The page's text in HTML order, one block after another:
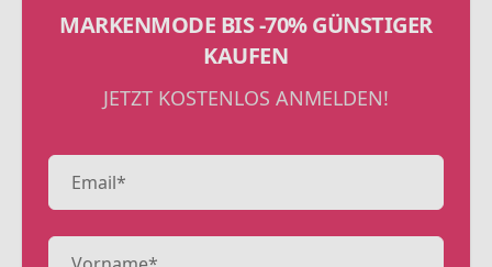
MARKENMODE BIS -70% GÜNSTIGER
KAUFEN
JETZT KOSTENLOS ANMELDEN!